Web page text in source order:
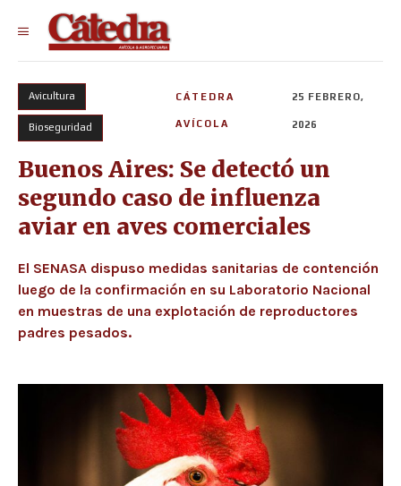
Avicultura
Bioseguridad
CÁTEDRA
AVÍCOLA
25 FEBRERO,
2026
Buenos Aires: Se detectó un
segundo caso de influenza
aviar en aves comerciales
El SENASA dispuso medidas sanitarias de contención
luego de la confirmación en su Laboratorio Nacional
en muestras de una explotación de reproductores
padres pesados.